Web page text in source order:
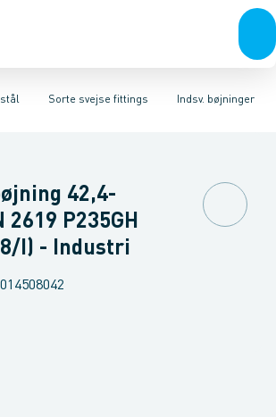
Sort stålGalvaniseret stålPlastIndustri
Sorte svejse fittings
Sorte svejse fittingsSorte
Indsv. bøjninger
Excentriske reduktioner Koncentriske
42,4-
2619 P235GH
I) - Industri
014508042